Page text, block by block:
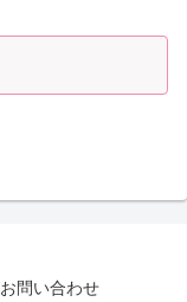
お問い合わせ